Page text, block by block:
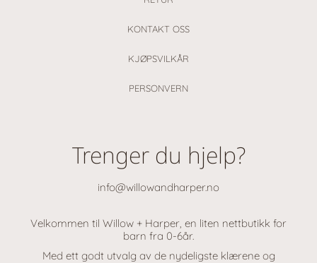
KONTAKT OSS
KJØPSVILKÅR
PERSONVERN
Trenger du hjelp?
info@willowandharper.no
Velkommen til Willow + Harper, en liten nettbutikk for
barn fra 0-6år.
Med ett godt utvalg av de nydeligste klærene og